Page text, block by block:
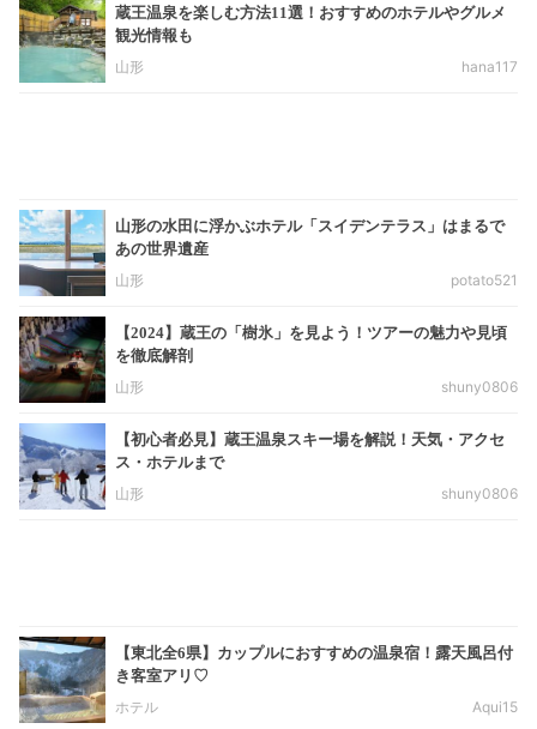
蔵王温泉を楽しむ方法11選！おすすめのホテルやグルメ
観光情報も
山形
hana117
山形の水田に浮かぶホテル「スイデンテラス」はまるで
あの世界遺産
山形
potato521
【2024】蔵王の「樹氷」を見よう！ツアーの魅力や見頃
を徹底解剖
山形
shuny0806
【初心者必見】蔵王温泉スキー場を解説！天気・アクセ
ス・ホテルまで
山形
shuny0806
【東北全6県】カップルにおすすめの温泉宿！露天風呂付
き客室アリ♡
ホテル
Aqui15